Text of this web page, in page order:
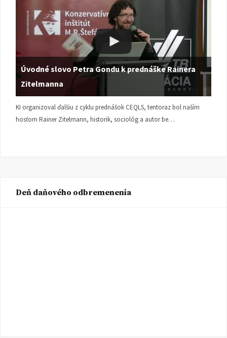
Úvodné slovo Petra Gondu k prednáške Rainera
Zitelmanna
KI organizoval ďalšiu z cyklu prednášok CEQLS, tentoraz bol naším
hosťom Rainer Zitelmann, historik, sociológ a autor be…
Deň daňového odbremenenia